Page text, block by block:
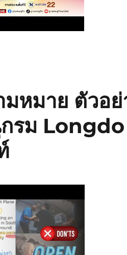
มหมาย ตัวอย่
รม Longdo